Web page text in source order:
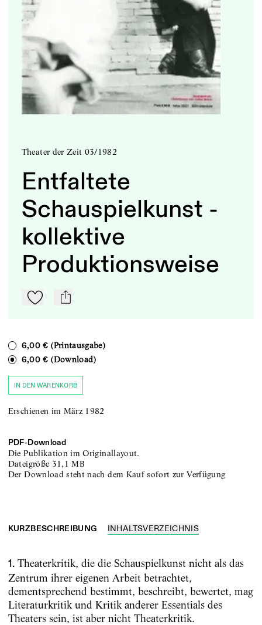
Theater der Zeit 03/1982
Entfaltete
Schauspielkunst -
kollektive
Produktionsweise
Zu Mein-TdZ hinzufügen
mail
6,00 €(Printausgabe)
6,00 €(Download)
IN DEN WARENKORB
Erschienen im März 1982
PDF-Download
Die Publikation im Originallayout.
Dateigröße 31,1 MB
Der Download steht nach dem Kauf sofort zur Verfügung
KURZBESCHREIBUNG INHALTSVERZEICHNIS
1.Theaterkritik, die die Schauspielkunst nicht als das
Zentrum ihrer eigenen Arbeit betrachtet,
dementsprechend bestimmt, beschreibt, bewertet, mag
Literaturkritik und Kritik anderer Essentials des
Theaters sein, ist aber nicht Theaterkritik.